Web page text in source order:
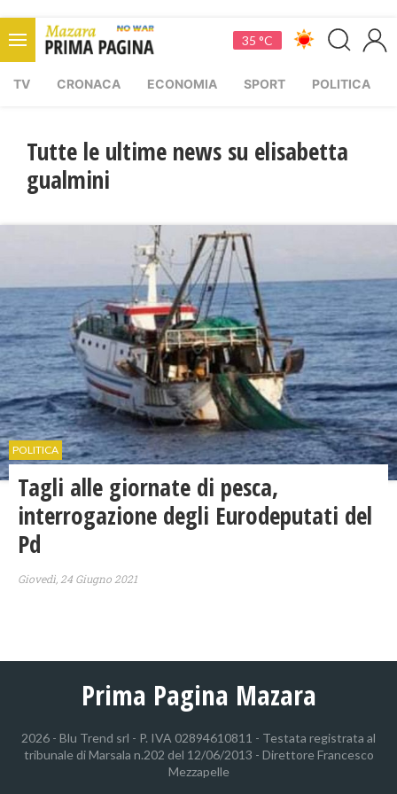
35 °C
TV CRONACA ECONOMIA SPORT POLITICA
Tutte le ultime news su elisabetta
gualmini
POLITICA
Tagli alle giornate di pesca,
interrogazione degli Eurodeputati del
Pd
Giovedì, 24 Giugno 2021
Prima Pagina Mazara
2026 - Blu Trend srl - P. IVA 02894610811 - Testata registrata al
tribunale di Marsala n.202 del 12/06/2013 - Direttore Francesco
Mezzapelle